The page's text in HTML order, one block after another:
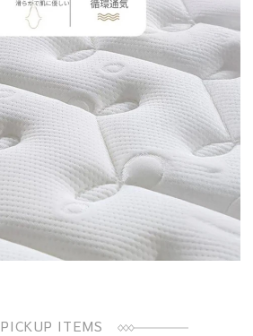
PICKUP ITEMS